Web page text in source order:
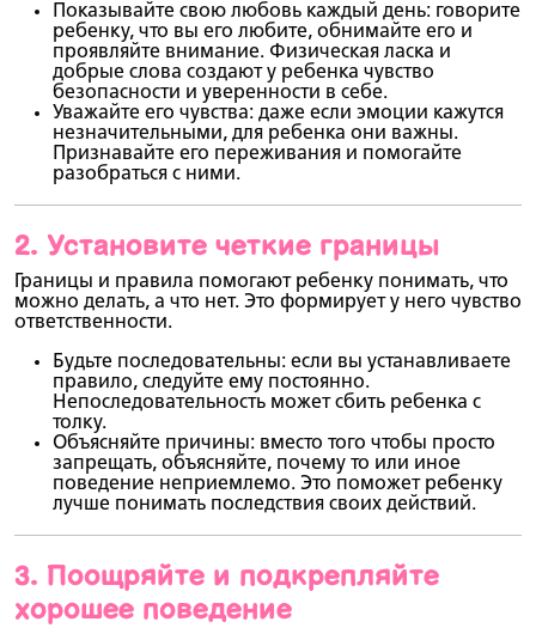
Показывайте свою любовь каждый день: говорите
ребенку, что вы его любите, обнимайте его и
проявляйте внимание. Физическая ласка и
добрые слова создают у ребенка чувство
безопасности и уверенности в себе.
Уважайте его чувства: даже если эмоции кажутся
незначительными, для ребенка они важны.
Признавайте его переживания и помогайте
разобраться с ними.
2. Установите четкие границы
Границы и правила помогают ребенку понимать, что
можно делать, а что нет. Это формирует у него чувство
ответственности.
Будьте последовательны: если вы устанавливаете
правило, следуйте ему постоянно.
Непоследовательность может сбить ребенка с
толку.
Объясняйте причины: вместо того чтобы просто
запрещать, объясняйте, почему то или иное
поведение неприемлемо. Это поможет ребенку
лучше понимать последствия своих действий.
3. Поощряйте и подкрепляйте
хорошее поведение